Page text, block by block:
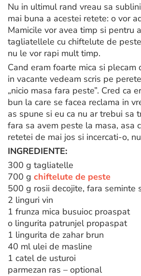
Nu in ultimul rand vreau sa
mai buna a acestei retete: o vor
Mamicile vor avea timp si pentru
tagliatellele cu chiftelute de
nu le vor rapi mult timp.
Cand eram foarte mica si plecam
in vacante vedeam scris pe
„nicio masa fara peste”. Cred ca
bun la care se facea reclama in
as spune si eu ca nu ar trebui sa
fara sa avem peste la masa, asa
retetei de mai jos si incercati-o,
INGREDIENTE:
300 g tagliatelle
700 g chiftelute de peste
500 g rosii decojite, fara seminte
2 linguri vin
1 frunza mica busuioc proaspat
o lingurita patrunjel propaspat
1 lingurita de zahar brun
40 ml ulei de masline
1 catel de usturoi
parmezan ras – optional